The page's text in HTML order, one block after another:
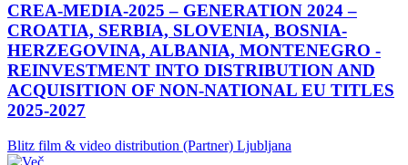
CREA-MEDIA-2025 – GENERATION 2024 –
CROATIA, SERBIA, SLOVENIA, BOSNIA-
HERZEGOVINA, ALBANIA, MONTENEGRO -
REINVESTMENT INTO DISTRIBUTION AND
ACQUISITION OF NON-NATIONAL EU TITLES
2025-2027
Blitz film & video distribution (Partner) Ljubljana